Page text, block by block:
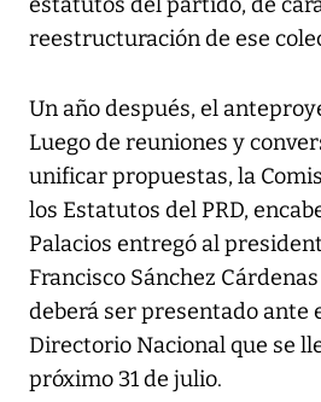
estatutos del partido, de
reestructuración de ese
Un año después, el
Luego de reuniones y
unificar propuestas, la
los Estatutos del PRD,
Palacios entregó al
Francisco Sánchez
deberá ser presentado ante
Directorio Nacional que se
próximo 31 de julio.